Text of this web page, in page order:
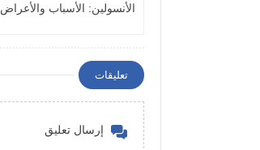
الأنسولين: الأسباب والأعراض
تعليقات
إرسال تعليق